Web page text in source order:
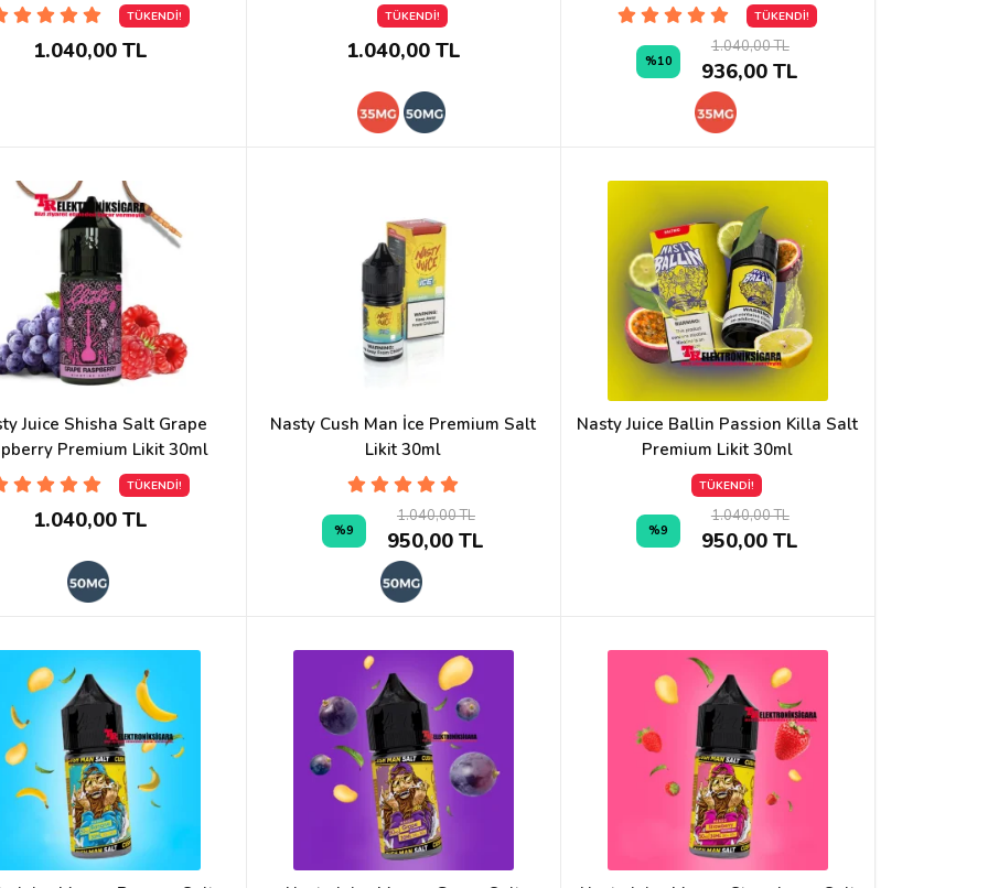
TÜKENDİ!
1.040,00 TL
TÜKENDİ!
1.040,00 TL
TÜKENDİ!
%10
1.040,00 TL
936,00 TL
Juice Shisha Salt Grape
Premium Likit 30ml
TÜKENDİ!
1.040,00 TL
Nasty Cush Man İce Premium Salt
Likit 30ml
%9
1.040,00 TL
950,00 TL
Nasty Juice Ballin Passion Killa Salt
Premium Likit 30ml
TÜKENDİ!
%9
1.040,00 TL
950,00 TL